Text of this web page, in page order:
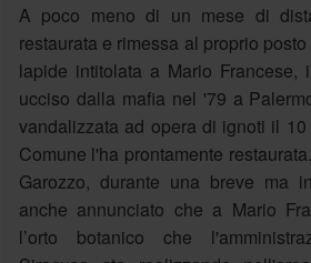
A poco meno di un mese di
restaurata e rimessa al proprio
lapide intitolata a Mario Francese,
ucciso dalla mafia nel '79 a
vandalizzata ad opera di ignoti il
Comune l'ha prontamente
Garozzo, durante una breve ma
anche annunciato che a Mario
l’orto botanico che